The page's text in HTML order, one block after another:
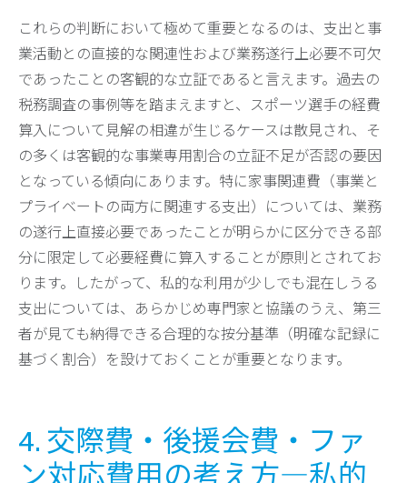
これらの判断において極めて重要となるのは、支出と事
業活動との直接的な関連性および業務遂行上必要不可欠
であったことの客観的な立証であると言えます。過去の
税務調査の事例等を踏まえますと、スポーツ選手の経費
算入について見解の相違が生じるケースは散見され、そ
の多くは客観的な事業専用割合の立証不足が否認の要因
となっている傾向にあります。特に家事関連費（事業と
プライベートの両方に関連する支出）については、業務
の遂行上直接必要であったことが明らかに区分できる部
分に限定して必要経費に算入することが原則とされてお
ります。したがって、私的な利用が少しでも混在しうる
支出については、あらかじめ専門家と協議のうえ、第三
者が見ても納得できる合理的な按分基準（明確な記録に
基づく割合）を設けておくことが重要となります。
4. 交際費・後援会費・ファ
ン対応費用の考え方―私的